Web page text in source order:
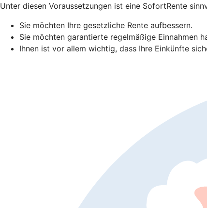
Unter diesen Voraussetzungen ist eine SofortRente
Sie möchten Ihre gesetzliche Rente aufbessern.
Sie möchten garantierte regelmäßige Einnahmen
Ihnen ist vor allem wichtig, dass Ihre Einkünfte